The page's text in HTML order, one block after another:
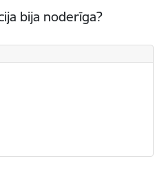
bija noderīga?